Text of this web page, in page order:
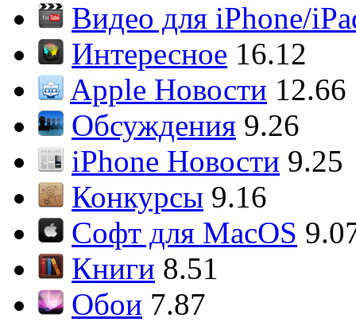
Видео для iPhone/
Интересное 16.12
Apple Новости 12.66
Обсуждения 9.26
iPhone Новости 9.25
Конкурсы 9.16
Софт для MacOS
Книги 8.51
Обои 7.87